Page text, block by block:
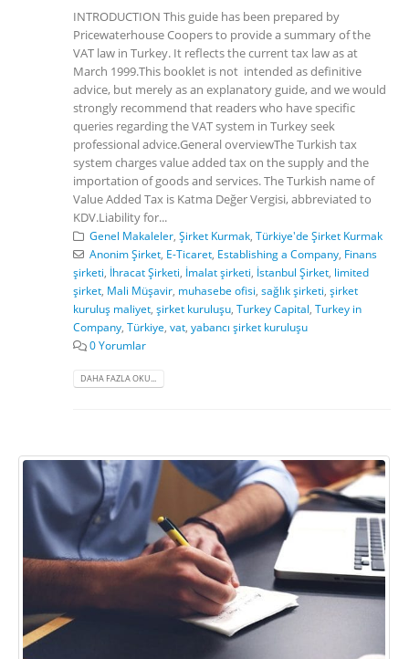
INTRODUCTION This guide has been prepared by
Pricewaterhouse Coopers to provide a summary of the
VAT law in Turkey. It reflects the current tax law as at
March 1999.This booklet is not intended as definitive
advice, but merely as an explanatory guide, and we would
strongly recommend that readers who have specific
queries regarding the VAT system in Turkey seek
professional advice.General overviewThe Turkish tax
system charges value added tax on the supply and the
importation of goods and services. The Turkish name of
Value Added Tax is Katma Değer Vergisi, abbreviated to
KDV.Liability for...
Genel Makaleler, Şirket Kurmak, Türkiye'de Şirket Kurmak
Anonim Şirket, E-Ticaret, Establishing a Company, Finans
şirketi, İhracat Şirketi, İmalat şirketi, İstanbul Şirket, limited
şirket, Mali Müşavir, muhasebe ofisi, sağlık şirketi, şirket
kuruluş maliyet, şirket kuruluşu, Turkey Capital, Turkey in
Company, Türkiye, vat, yabancı şirket kuruluşu
0 Yorumlar
DAHA FAZLA OKU...